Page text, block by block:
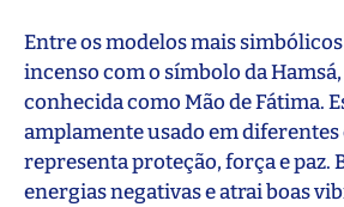
Entre os modelos mais
incenso com o símbolo da
conhecida como Mão de Fátima.
amplamente usado em
representa proteção, força e paz.
energias negativas e atrai boas